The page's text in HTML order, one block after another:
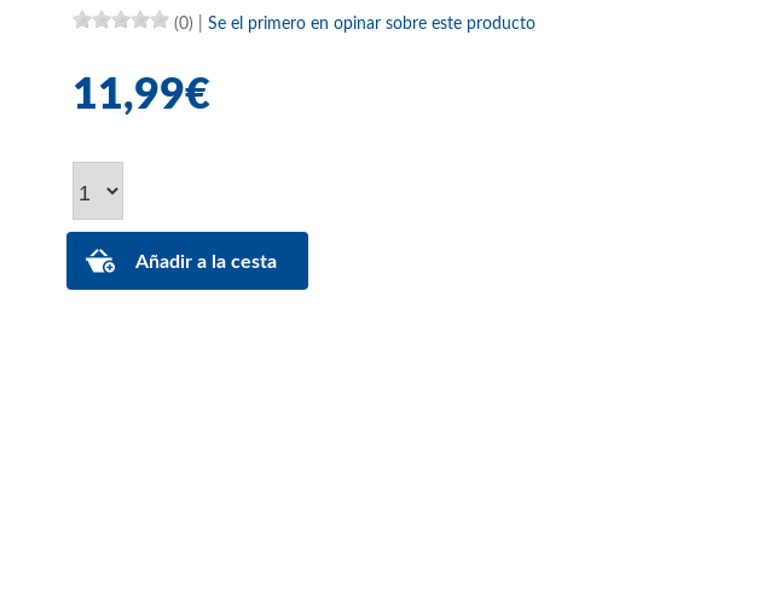
(0) Se el primero en opinar sobre este producto
11,99€